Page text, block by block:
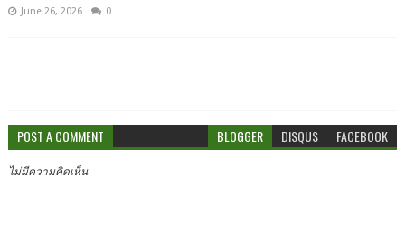
June 26, 2026 0
POST A COMMENT BLOGGER DISQUS FACEBOOK
ไม่มีความคิดเห็น